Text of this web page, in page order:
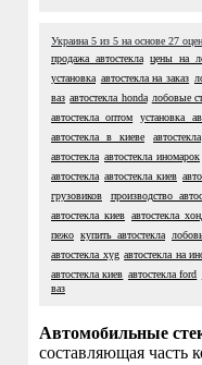
Украина 5 из 5 на основе 27
продажа автостекла
цены на
установка автостекла на заказ
ваз автостекла honda лобовые
автостекла оптом
установка
автостекла в киеве
автостекла
автостекла автостекла иномарок
автостекла автостекла киев
грузовиков
производство
автостекла киев автостекла
пежо купить автостекла
автостекла xyg автостекла на
автостекла киев автостекла ford
ваз
Автомобильные
составляющая часть